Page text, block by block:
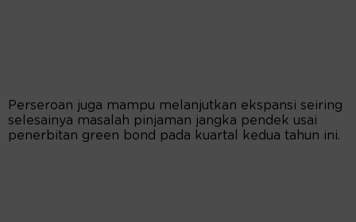
Perseroan juga mampu melanjutkan ekspansi seiring
selesainya masalah pinjaman jangka pendek usai
penerbitan green bond pada kuartal kedua tahun ini.